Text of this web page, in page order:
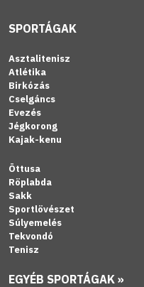
SPORTÁGAK
Asztalitenisz
Atlétika
Birkózás
Cselgáncs
Evezés
Jégkorong
Kajak-kenu
Öttusa
Röplabda
Sakk
Sportlövészet
Súlyemelés
Tekvondó
Tenisz
EGYÉB SPORTÁGAK »